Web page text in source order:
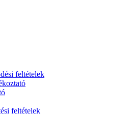
feltételek
feltételek